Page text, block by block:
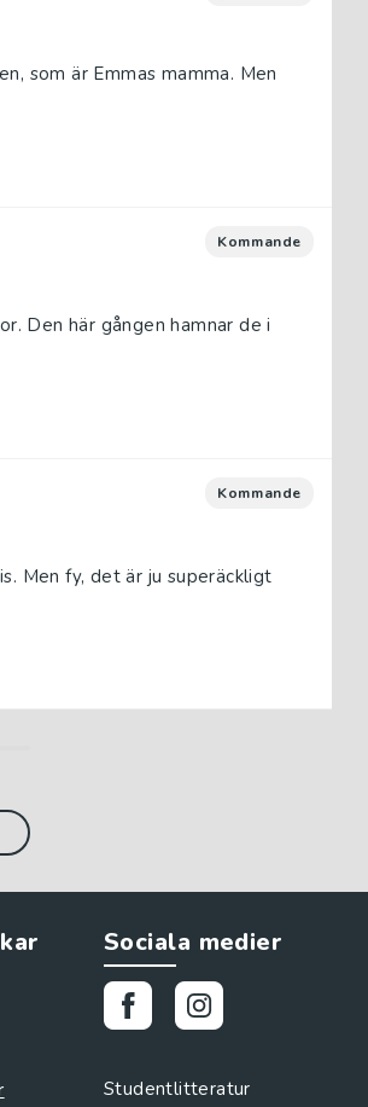
som är Emmas mamma. Men
Kommande
Den här gången hamnar de i
Kommande
Men fy, det är ju superäckligt
Sociala medier
Studentlitteratur